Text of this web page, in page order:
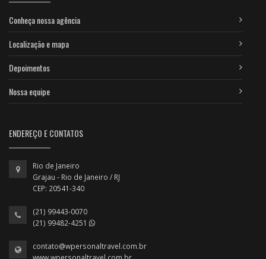
Conheça nossa agência
Localização e mapa
Depoimentos
Nossa equipe
ENDEREÇO E CONTATOS
Rio de Janeiro
Grajau - Rio de Janeiro / RJ
CEP: 20541-340
(21) 99443-0070
(21) 99482-4251
contato@wpersonaltravel.com.br